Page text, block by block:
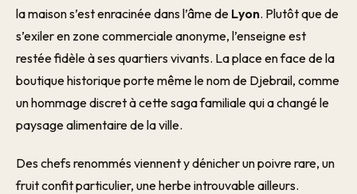
la maison s’est enracinée dans l’âme de Lyon. Plutôt que de
s’exiler en zone commerciale anonyme, l’enseigne est
restée fidèle à ses quartiers vivants. La place en face de la
boutique historique porte même le nom de Djebrail, comme
un hommage discret à cette saga familiale qui a changé le
paysage alimentaire de la ville.
Des chefs renommés viennent y dénicher un poivre rare, un
fruit confit particulier, une herbe introuvable ailleurs.